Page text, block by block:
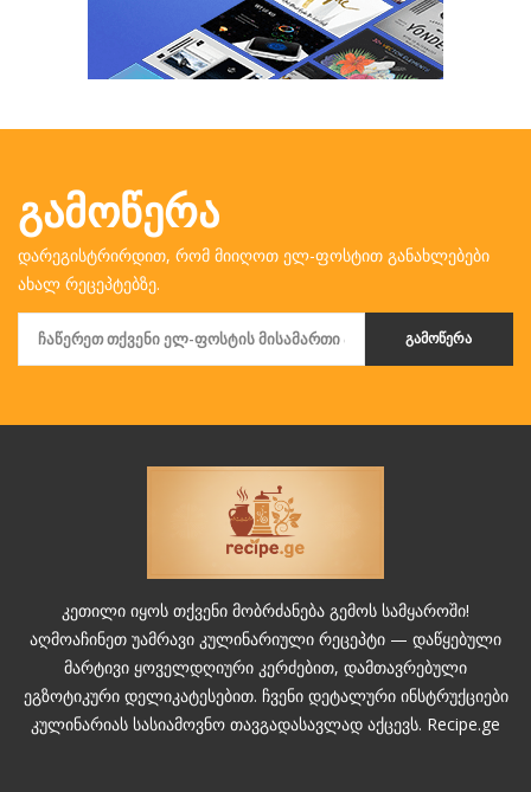
ᲒᲐᲛᲝᲬᲔᲠᲐ
დარეგისტრირდით, რომ მიიღოთ ელ-ფოსტით განახლებები
ახალ რეცეპტებზე.
ᲒᲐᲛᲝᲬᲔᲠᲐ
კეთილი იყოს თქვენი მობრძანება გემოს სამყაროში!
აღმოაჩინეთ უამრავი კულინარიული რეცეპტი — დაწყებული
მარტივი ყოველდღიური კერძებით, დამთავრებული
ეგზოტიკური დელიკატესებით. ჩვენი დეტალური ინსტრუქციები
კულინარიას სასიამოვნო თავგადასავლად აქცევს. Recipe.ge